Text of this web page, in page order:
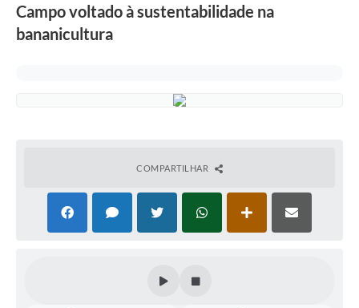
Campo voltado à sustentabilidade na
bananicultura
COMPARTILHAR